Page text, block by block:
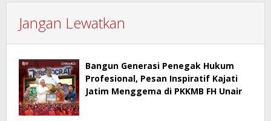
Jangan Lewatkan
Bangun Generasi Penegak Hukum
Profesional, Pesan Inspiratif Kajati
Jatim Menggema di PKKMB FH Unair